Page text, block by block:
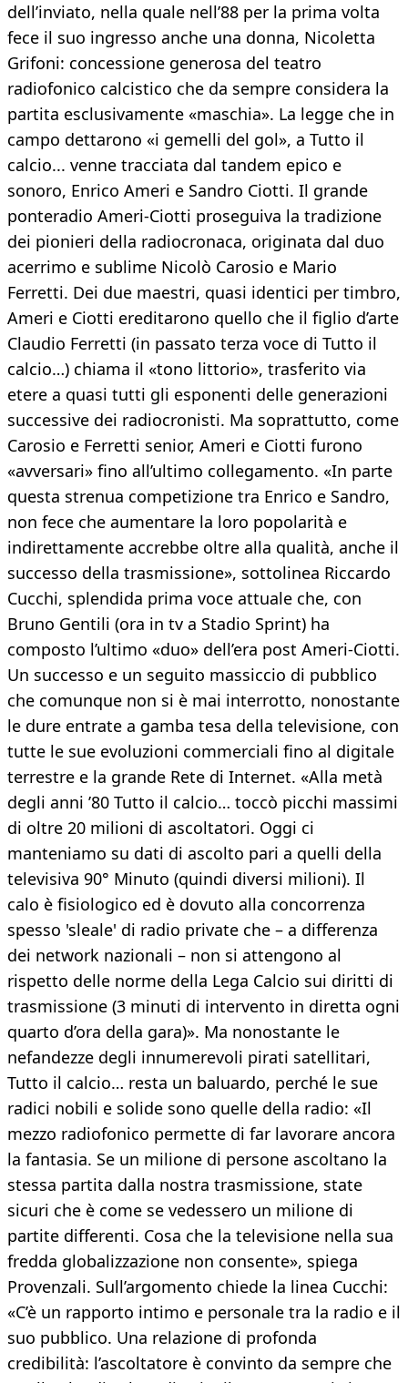
dell’inviato, nella quale nell’88 per la prima volta
fece il suo ingresso anche una donna, Nicoletta
Grifoni: concessione generosa del teatro
radiofonico calcistico che da sempre considera la
partita esclusivamente «maschia». La legge che in
campo dettarono «i gemelli del gol», a Tutto il
calcio... venne tracciata dal tandem epico e
sonoro, Enrico Ameri e Sandro Ciotti. Il grande
ponte­radio Ameri-Ciotti proseguiva la tradizione
dei pionieri della radiocronaca, originata dal duo
acerrimo e sublime Nicolò Carosio e Mario
Ferretti. Dei due maestri, quasi identici per timbro,
Ameri e Ciotti ereditarono quello che il figlio d’arte
Claudio Ferretti (in passato terza voce di Tutto il
calcio…) chiama il «tono littorio», trasferito via
etere a quasi tutti gli esponenti delle generazioni
successive dei radiocronisti. Ma soprattutto, come
Carosio e Ferretti senior, Ameri e Ciotti furono
«avversari» fino all’ultimo collegamento. «In parte
questa strenua competizione tra Enrico e Sandro,
non fece che aumentare la loro popolarità e
indirettamente accrebbe oltre alla qualità, anche il
successo della trasmissione», sottolinea Riccardo
Cucchi, splendida prima voce attuale che, con
Bruno Gentili (ora in tv a Stadio Sprint) ha
composto l’ultimo «duo» dell’era post Ameri-Ciotti.
Un successo e un seguito massiccio di pubblico
che comunque non si è mai interrotto, nonostante
le dure entrate a gamba tesa della televisione, con
tutte le sue evoluzioni commerciali fino al digitale
terrestre e la grande Rete di Internet. «Alla metà
degli anni ’80 Tutto il calcio… toccò picchi massimi
di oltre 20 milioni di ascoltatori. Oggi ci
manteniamo su dati di ascolto pari a quelli della
televisiva 90° Minuto (quindi diversi milioni). Il
calo è fisiologico ed è dovuto alla concorrenza
spesso 'sleale' di radio private che – a differenza
dei network nazionali – non si attengono al
rispetto delle norme della Lega Calcio sui diritti di
trasmissione (3 minuti di intervento in diretta ogni
quarto d’ora della gara)». Ma nonostante le
nefandezze degli innumerevoli pirati satellitari,
Tutto il calcio… resta un baluardo, perché le sue
radici nobili e solide sono quelle della radio: «Il
mezzo radiofonico permette di far lavorare ancora
la fantasia. Se un milione di persone ascoltano la
stessa partita dalla nostra trasmissione, state
sicuri che è come se vedessero un milione di
partite differenti. Cosa che la televisione nella sua
fredda globalizzazione non consente», spiega
Provenzali. Sull’argomento chiede la linea Cucchi:
«C’è un rapporto intimo e personale tra la radio e il
suo pubblico. Una relazione di profonda
credibilità: l’ascoltatore è convinto da sempre che